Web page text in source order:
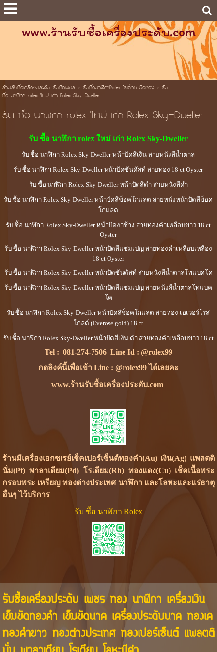
www.ร้านรับซื้อเครื่องประดับ.com
ร้านรับซื้อเครื่องประดับ รับซื้อเพชร> รับซื้อนาฬิกาRolex โรเล็กซ์ มือสอง> รับ
ซื้อ นาฬิกา rolex ใหม่ เก่า Rolex Sky-Dweller
รับ ซื้อ นาฬิกา rolex ใหม่ เก่า Rolex Sky-Dweller
รับ ซื้อ นาฬิกา rolex ใหม่ เก่า Rolex Sky-Dweller
รับ ซื้อ นาฬิกา Rolex Sky-Dweller หน้าปัดสีเงิน สายหนังสีน้ำตาล
รับ ซื้อ นาฬิกา Rolex Sky-Dweller หน้าปัดซันดัสท์ สายทอง 18 ct Oyster
รับ ซื้อ นาฬิกา Rolex Sky-Dweller หน้าปัดสีดำ สายหนังสีดำ
รับ ซื้อ นาฬิกา Rolex Sky-Dweller หน้าปัดสีช็อคโกแลต สายหนังหน้าปัดสีช็อค
โกแลต
รับ ซื้อ นาฬิกา Rolex Sky-Dweller หน้าปัดงาช้าง สายทองคำเหลือบขาว 18 ct
Oyster
รับ ซื้อ นาฬิกา Rolex Sky-Dweller หน้าปัดสีแชมเปญ สายทองคำเหลือบเหลือง
18 ct Oyster
รับ ซื้อ นาฬิกา Rolex Sky-Dweller หน้าปัดซันดัสท์ สายหนังสีน้ำตาลโทแบคโค
รับ ซื้อ นาฬิกา Rolex Sky-Dweller หน้าปัดสีแชมเปญ สายหนังสีน้ำตาลโทแบค
โค
รับ ซื้อ นาฬิกา Rolex Sky-Dweller หน้าปัดสีช็อคโกแลต สายทอง เอเวอร์โรส
โกลด์ (Everose gold) 18 ct
รับ ซื้อ นาฬิกา Rolex Sky-Dweller หน้าปัดสีเงิน ดำ สายทองคำเหลือบขาว 18 ct
Tel : 081-274-7506Line Id : @rolex99
กดลิงค์นี้เพื่อเข้า Line : @rolex99 ได้เลยคะ
www.ร้านรับซื้อเครื่องประดับ.com
ร้านมีเครื่องเอกซเรย์เช็คเปอร์เซ็นต์ทองคำ(Au) เงิน(Ag) แพลตติ
นั่ม(Pt) พาลาเดียม(Pd) โรเดียม(Rh) ทองแดง(Cu) เช็คเนื้อพระ
กรอบพระ เหรียญ ทองต่างประเทศ นาฬิกา และโลหะและแร่ธาตุ
อื่นๆ ไว้บริการ
รับ ซื้อ นาฬิกา Rolex
รับซื้อเครื่องประดับ เพชร ทอง นาฬิกา เครื่องเงิน
เข็มขัดทองคำ เข็มขัดนาค เครื่องประดับนาค ทองเค
ทองคำขาว ทองต่างประเทศ ทองเปอร์เซ็นต์ แพลตติ